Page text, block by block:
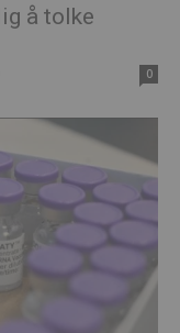
å tolke
0